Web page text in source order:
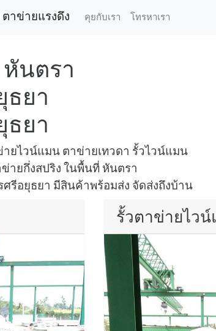
าข่ายแรงดึง คุยกับเรา โทรหาเรา
นตรา
ธยา
ธยา
ยไวน์แมน ตาข่ายเทวดา รั้วไวน์แมน
ายกึ่งสปริง ในพื้นที่ หันตรา
รีอยุธยา มีสินค้าพร้อมส่ง จัดส่งถึงบ้าน
รั้วตาข่ายไว